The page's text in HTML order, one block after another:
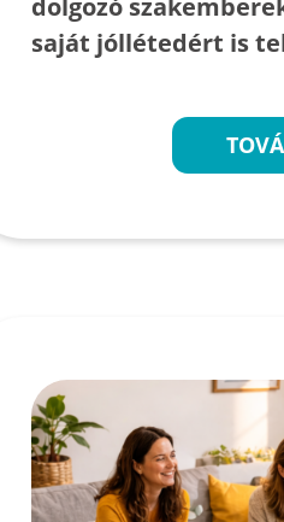
dolgozó
saját jóllétedért is